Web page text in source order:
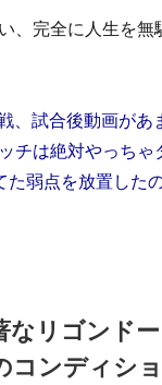
、完全に人生を無
、試合後動画があ
チは絶対やっちゃ
た弱点を放置した
なリゴンド
コンディシ